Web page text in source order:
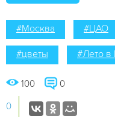
#Москва #ЦАО
#цветы #Лето в
100 0
0